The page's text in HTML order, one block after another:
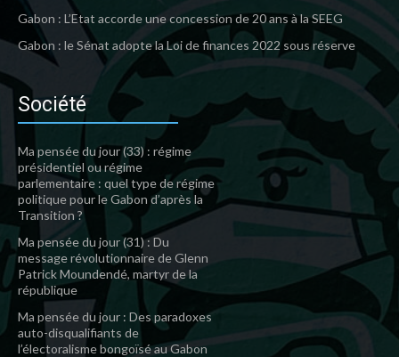
Gabon : L’Etat accorde une concession de 20 ans à la SEEG
Gabon : le Sénat adopte la Loi de finances 2022 sous réserve
Société
Ma pensée du jour (33) : régime
présidentiel ou régime
parlementaire : quel type de régime
politique pour le Gabon d’après la
Transition ?
Ma pensée du jour (31) : Du
message révolutionnaire de Glenn
Patrick Moundendé, martyr de la
république
Ma pensée du jour : Des paradoxes
auto-disqualifiants de
l’électoralisme bongoïsé au Gabon